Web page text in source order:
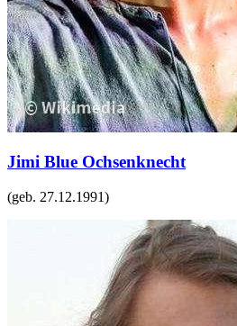
Jimi Blue Ochsenknecht
(geb. 27.12.1991)